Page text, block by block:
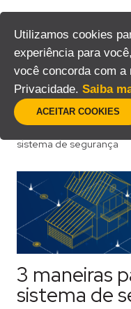
Utilizamos cookies
experiência para
você concorda com a
Privacidade. Saiba
ACEITAR COOKIES
conteúdo
Home/Blog/
sistema de segurança
3 maneiras
sistema de